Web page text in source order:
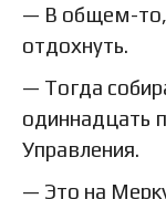
— В общем-то,
отдохнуть.
— Тогда
одиннадцать
Управления.
— Это на